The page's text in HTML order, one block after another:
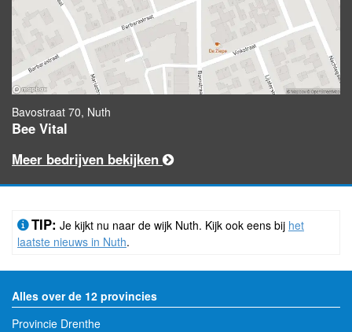
Bavostraat 70, Nuth
Bee Vital
Meer bedrijven bekijken
TIP: Je kijkt nu naar de wijk Nuth. Kijk ook eens bij het
laatste nieuws in Nuth.
Alles over de 12 provincies
Provincie Drenthe